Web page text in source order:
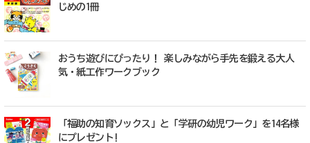
じめの1冊
おうち遊びにぴったり！ 楽しみながら手先を鍛える大人
気・紙工作ワークブック
「福助の知育ソックス」と「学研の幼児ワーク」を14名様
にプレゼント!